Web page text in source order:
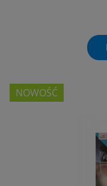
NOWOŚĆ